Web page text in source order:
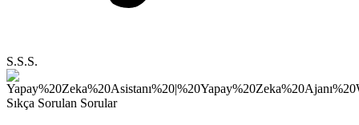
S.S.S.
Sıkça Sorulan Sorular